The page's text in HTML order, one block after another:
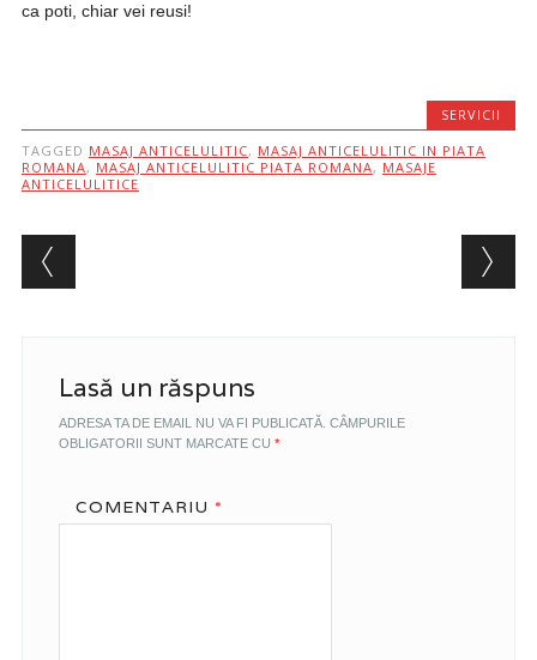
ca poti, chiar vei reusi!
SERVICII
TAGGED MASAJ ANTICELULITIC, MASAJ ANTICELULITIC IN PIATA
ROMANA, MASAJ ANTICELULITIC PIATA ROMANA, MASAJE
ANTICELULITICE
Post navigation
Lasă un răspuns
ADRESA TA DE EMAIL NU VA FI PUBLICATĂ. CÂMPURILE
OBLIGATORII SUNT MARCATE CU *
COMENTARIU *